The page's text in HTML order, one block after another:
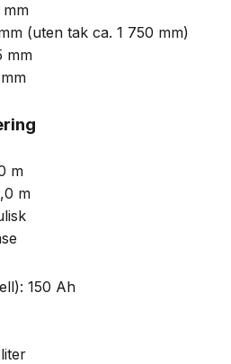
mm
(uten tak ca. 1 750 mm)
mm
m
m
150 Ah